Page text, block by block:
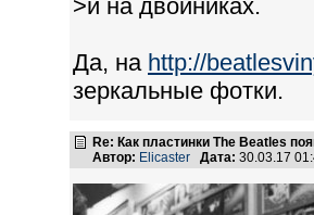
>и на двойниках.
Да, на http://
зеркальные фотки.
Re: Как пластинки The Beatles
Автор: Elicaster Дата: 30.03.17